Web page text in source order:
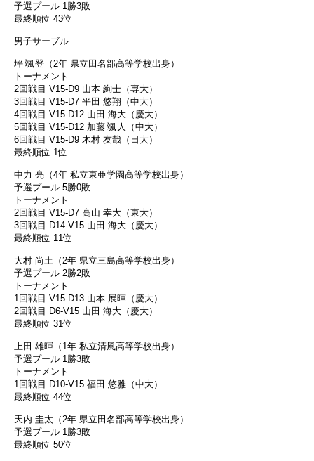
予選プール 1勝3敗
最終順位 43位
男子サーブル
坪 颯登（2年 県立田名部高等学校出身）
トーナメント
2回戦目 V15-D9 山本 絢士（専大）
3回戦目 V15-D7 平田 悠翔（中大）
4回戦目 V15-D12 山田 海大（慶大）
5回戦目 V15-D12 加藤 颯人（中大）
6回戦目 V15-D9 木村 友哉（日大）
最終順位 1位
中力 亮（4年 私立東亜学園高等学校出身）
予選プール 5勝0敗
トーナメント
2回戦目 V15-D7 高山 幸大（東大）
3回戦目 D14-V15 山田 海大（慶大）
最終順位 11位
大村 尚土（2年 県立三島高等学校出身）
予選プール 2勝2敗
トーナメント
1回戦目 V15-D13 山本 展暉（慶大）
2回戦目 D6-V15 山田 海大（慶大）
最終順位 31位
上田 雄暉（1年 私立清風高等学校出身）
予選プール 1勝3敗
トーナメント
1回戦目 D10-V15 福田 悠雅（中大）
最終順位 44位
天内 圭太（2年 県立田名部高等学校出身）
予選プール 1勝3敗
最終順位 50位